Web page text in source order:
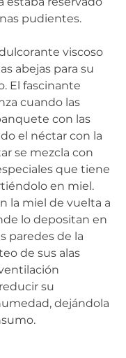
pudientes.
viscoso
abejas para su
El fascinante
cuando las
con las
el néctar con la
se mezcla con
que tiene
en miel.
la miel de vuelta a
lo depositan en
paredes de la
de sus alas
su
dejándola